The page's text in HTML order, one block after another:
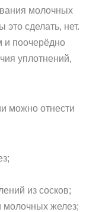
молочных
это сделать, нет.
и поочерёдно
уплотнений,
можно отнести
из сосков;
молочных желез;